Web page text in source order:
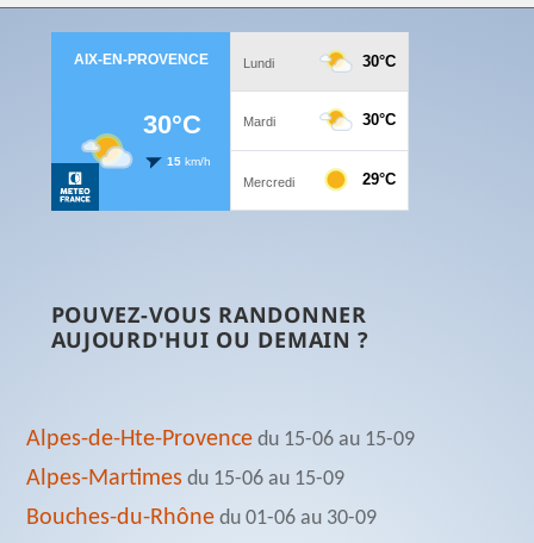
POUVEZ-VOUS RANDONNER
AUJOURD'HUI OU DEMAIN ?
Alpes-de-Hte-Provence du 15-06 au 15-09
Alpes-Martimes du 15-06 au 15-09
Bouches-du-Rhône du 01-06 au 30-09